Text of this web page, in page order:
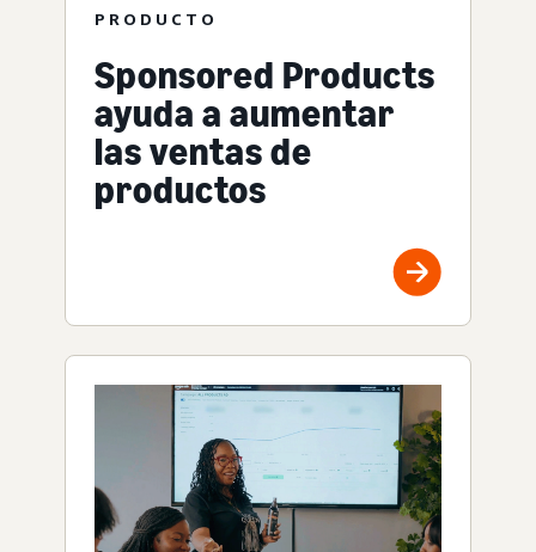
PRODUCTO
Sponsored Products
ayuda a aumentar
las ventas de
productos